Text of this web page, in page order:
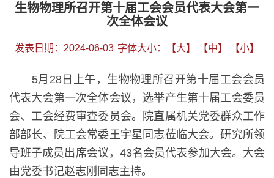
生物物理所召开第十届工会会员代表大会第一
次全体会议
发表日期：2024-06-03 字体大小： 【大】 【中】 【小】
5月28日上午，生物物理所召开第十届工会会员
代表大会第一次全体会议，选举产生第十届工会委员
会、工会经费审查委员会。院直属机关党委群众工作
部部长、院工会常委王宇星同志莅临大会。研究所领
导班子成员出席会议，43名会员代表参加大会。大会
由党委书记赵志刚同志主持。